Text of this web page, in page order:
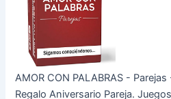
AMOR CON PALABRAS -
Regalo Aniversario Pareja.